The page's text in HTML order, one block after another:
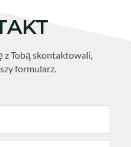
z Tobą skontaktowali,
formularz.